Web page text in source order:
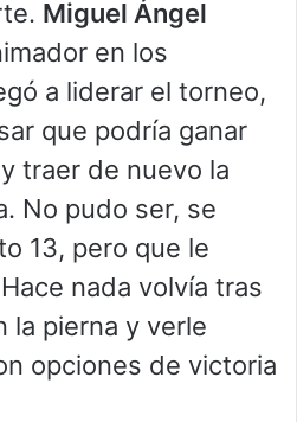
Miguel Ángel
en los
a liderar el torneo,
que podría ganar
traer de nuevo la
No pudo ser, se
13, pero que le
nada volvía tras
la pierna y verle
opciones de victoria